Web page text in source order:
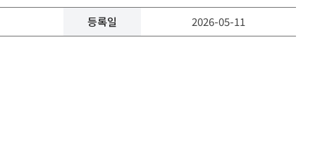
등록일 2026-05-11